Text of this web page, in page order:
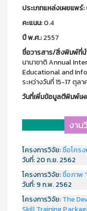
ประเภทแหล่งเผยแพร์:
คะแนน:0.4
ปี พ.ศ.:2557
ชื่อวารสาร/สิ่งพิมพ์ที่
นานาชาติ Annual
Educational and
ระหว่างวันที่ 15-17 ตุล
วันที่เพิ่มข้อมูลตีพิมพ์เ
งา
โครงการวิจัย:ชื่อโคร
วันที่:20 ก.ย. 2562
โครงการวิจัย:ชื่อภาพ
วันที่:9 ก.พ. 2562
โครงการวิจัย:The